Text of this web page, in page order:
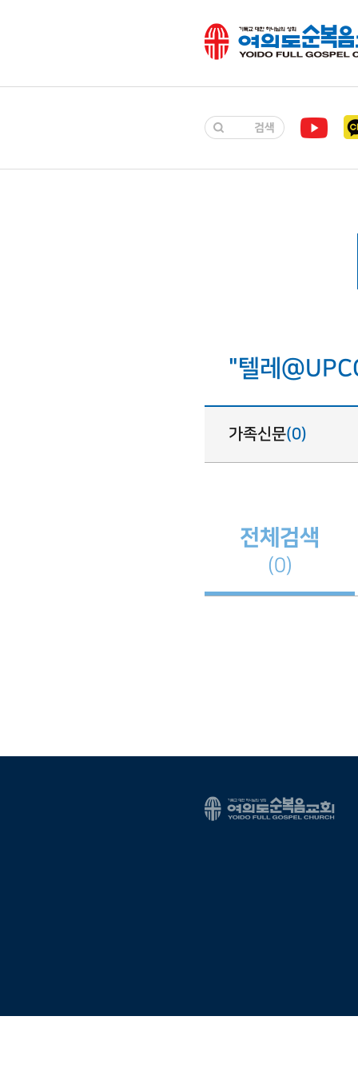
"텔레
가족신문(0)
전체검색
(0)